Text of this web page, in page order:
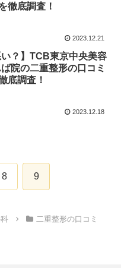
徹底調査！
2023.12.21
い？】TCB東京中央美容
院の二重整形の口コミ
底調査！
2023.12.18
8 9
二重整形の口コミ